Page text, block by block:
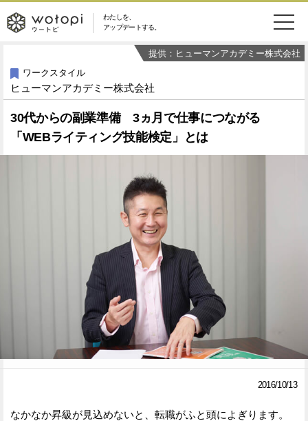
わたしを、
アップデートする。
wotopi
-
ウ
ー
ニ
ュ
旅・グルメ
美容・コスメ
健康 ワークスタイル
ウートピとは？
Facebook
で
ェ
Twitter
で
ェ
提供：ヒューマンアカデミー株式会社
ワークスタイル
ヒューマンアカデミー株式会社
30代からの副業準備 3ヵ月で仕事につながる
「WEBライティング技能検定」とは
2016/10/13
なかなか昇級が見込めないと、転職がふと頭によぎります。